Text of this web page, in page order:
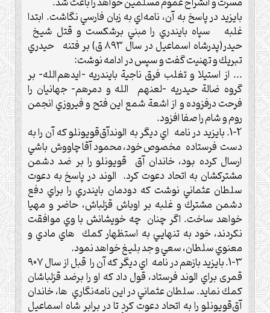
بايزيد در پاسخ به آن، نامه‌اي به زبان فارسي نگاشت.‌ ابتدا
غلبه سپاه بايندري را مبني برشكست و قتل شيخ
حيدر(پدرشاه اسماعيل در سال ۸۹۳ ق) بر فتنه حيدري
تبريك و تهنيت گفت و سپس در ادامه نوشت:
.‌.‌.‌ از استيلا و تغلب فرق ناجية بايندريه -ايدهم‌الله- بر
گروه ضالة حيدريه -لعنهم الله و دمرهم- جهانيان را
فرحت درفزوده و از اشعة شمع اين فتح و فيروزي انجمن
روم و شام را صفا افزود.‌
1-2.‌ بايزيد در نامه اي ديگر به الوندآق‌قويونلو كه آن را به
دست فرستاده مخصوص خود، محمود آقا چاووش باشي
ارسال كرده بود، خاندان آق قويونلو را بر ضد دشمن
مشتركشان به اتحاد دعوت كرد.‌ الوند در پاسخ به دعوت
سلطان عثماني نوشت که دودمان بايندري را براي دفع
دشمن مشترك و غلبه بر اوباش قزلباش، حاضر و مهيا
خواهد ساخت.‌ اگر چنان چه خويشانش با وي موافقت
نكردند، خود به تنهايي به استظهار كمك هاي مادي و
معنوي سلطان، سعي و جد بليغ خواهد نمود.‌
1-۳.‌ بايزيد بازهم در نامه اي ديگر كه آن را قبل از سال ۹۰۷
قمری براي الوند فرستاد، قول داد كه او را برضد قزلباشان
كمك نمايد. سلطان عثماني در اين نامه‌نگاري ها، خاندان
آق‌قويونلو را به اتحاد دعوت كرد تا در برابر شاه اسماعيل